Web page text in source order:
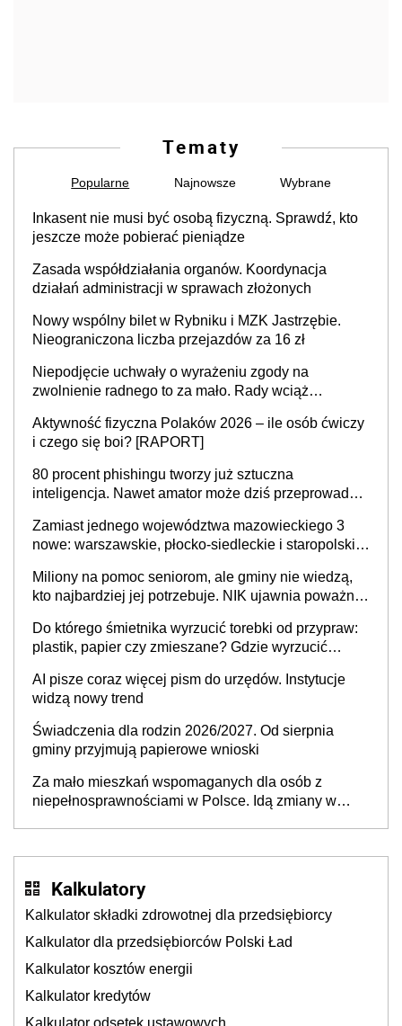
Tematy
Popularne Najnowsze Wybrane
Inkasent nie musi być osobą fizyczną. Sprawdź, kto
jeszcze może pobierać pieniądze
Zasada współdziałania organów. Koordynacja
działań administracji w sprawach złożonych
Nowy wspólny bilet w Rybniku i MZK Jastrzębie.
Nieograniczona liczba przejazdów za 16 zł
Niepodjęcie uchwały o wyrażeniu zgody na
zwolnienie radnego to za mało. Rady wciąż
sprawy
Aktywność fizyczna Polaków 2026 – ile osób ćwiczy
i czego się boi? [RAPORT]
80 procent phishingu tworzy już sztuczna
inteligencja. Nawet amator może dziś przeprowadzić
Zamiast jednego województwa mazowieckiego 3
nowe: warszawskie, płocko-siedleckie i staropolskie.
stołecznych
Miliony na pomoc seniorom, ale gminy nie wiedzą,
kto najbardziej jej potrzebuje. NIK ujawnia poważną
Do którego śmietnika wyrzucić torebki od przypraw:
plastik, papier czy zmieszane? Gdzie wyrzucić
AI pisze coraz więcej pism do urzędów. Instytucje
widzą nowy trend
Świadczenia dla rodzin 2026/2027. Od sierpnia
gminy przyjmują papierowe wnioski
Za mało mieszkań wspomaganych dla osób z
niepełnosprawnościami w Polsce. Idą zmiany w
Kalkulatory
Kalkulator składki zdrowotnej dla przedsiębiorcy
Kalkulator dla przedsiębiorców Polski Ład
Kalkulator kosztów energii
Kalkulator kredytów